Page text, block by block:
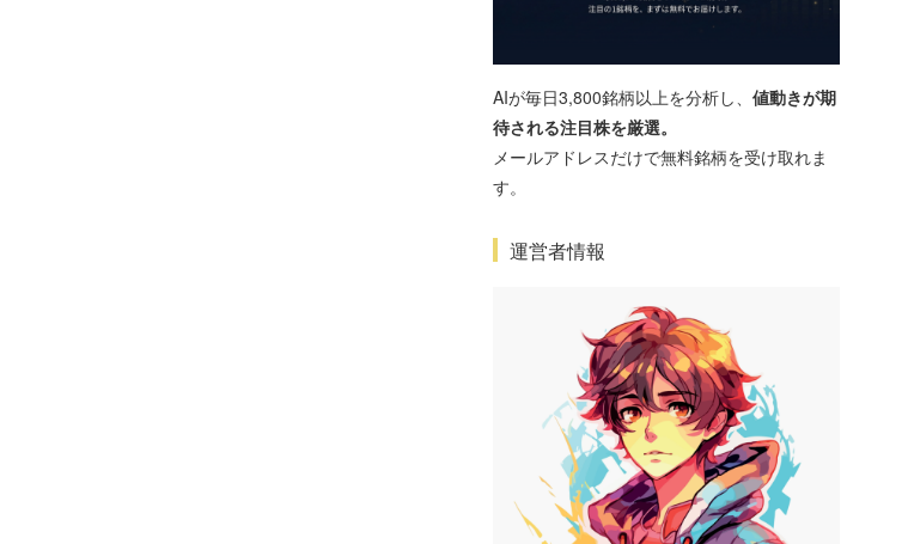
AIが毎日3,800銘柄以上を分析し、 値動きが期
待される注目株を厳選。
メールアドレスだけで無料銘柄を受け取れま
す。
運営者情報